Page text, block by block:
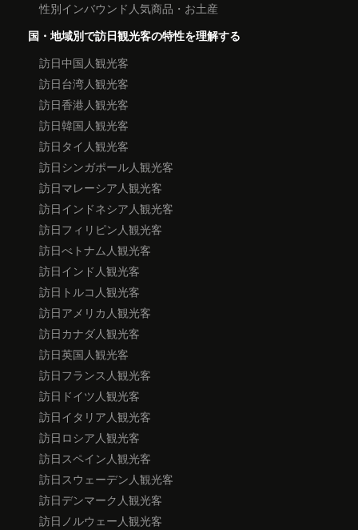
性別インバウンド人気商品・お土産
国・地域別で訪日観光客の特性を理解する
訪日中国人観光客
訪日台湾人観光客
訪日香港人観光客
訪日韓国人観光客
訪日タイ人観光客
訪日シンガポール人観光客
訪日マレーシア人観光客
訪日インドネシア人観光客
訪日フィリピン人観光客
訪日べトナム人観光客
訪日インド人観光客
訪日トルコ人観光客
訪日アメリカ人観光客
訪日カナダ人観光客
訪日英国人観光客
訪日フランス人観光客
訪日ドイツ人観光客
訪日イタリア人観光客
訪日ロシア人観光客
訪日スペイン人観光客
訪日スウェーデン人観光客
訪日デンマーク人観光客
訪日ノルウェー人観光客